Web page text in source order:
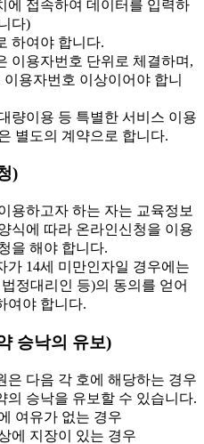
에 접속하여 데이터를 입력하
다)
하여야 합니다.
이용자번호 단위로 체결하며,
이용자번호 이상이어야 합니
량이용 등 특별한 서비스 이용
별도의 계약으로 합니다.
)
용하고자 하는 자는 교육정보
식에 따라 온라인신청을 이용
을 해야 합니다.
14세 미만인자일 경우에는
정대리인 등)의 동의를 얻어
여야 합니다.
승낙의 유보)
다음 각 호에 해당하는 경우
의 승낙을 유보할 수 있습니다.
여유가 없는 경우
에 지장이 있는 경우